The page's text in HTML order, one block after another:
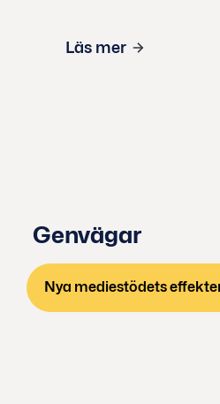
Läs mer
Genvägar
Nya mediestödets